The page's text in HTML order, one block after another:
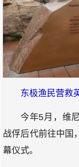
东极渔民营救
今年5月，维
战俘后代前往中国
幕仪式。